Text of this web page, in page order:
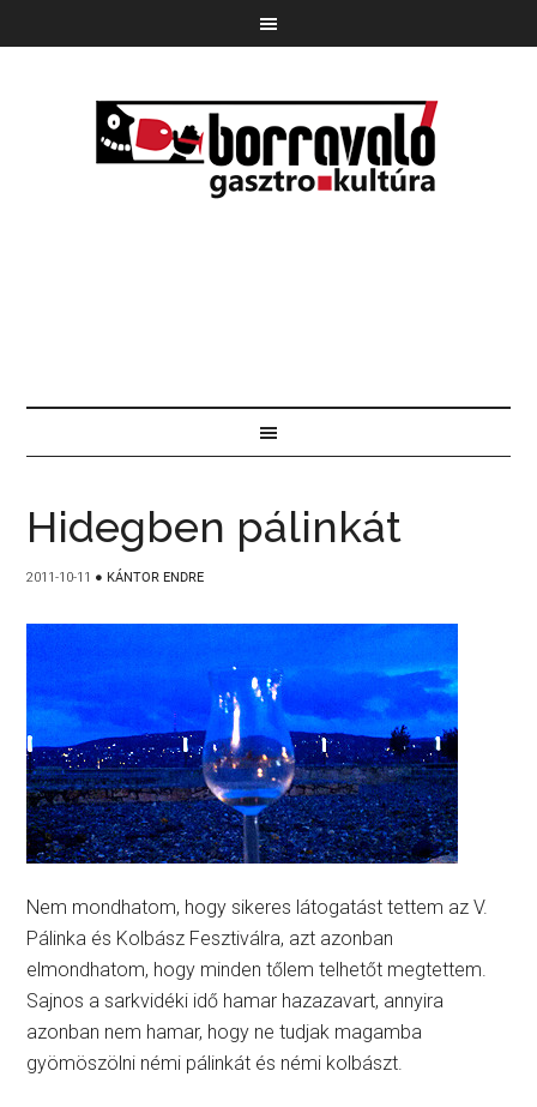
Hidegben pálinkát
2011-10-11 ● KÁNTOR ENDRE
Nem mondhatom, hogy sikeres látogatást tettem az V.
Pálinka és Kolbász Fesztiválra, azt azonban
elmondhatom, hogy minden tőlem telhetőt megtettem.
Sajnos a sarkvidéki idő hamar hazazavart, annyira
azonban nem hamar, hogy ne tudjak magamba
gyömöszölni némi pálinkát és némi kolbászt.